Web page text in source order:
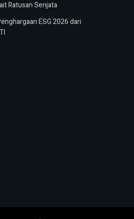
Ratusan Senjata
ESG 2026 dari